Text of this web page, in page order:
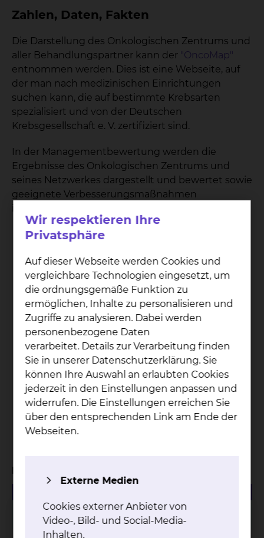
Zahlen, Daten, Fakten
Die Darstellung des Onkologischen Zentrums und
aller Behandlungspartner kann der "OncoMap"
entnommen werden. Dies ist eine Webseite, auf
der man nach medizinischen Einrichtungen
suchen kann, die auf bestimmte Krebsarten
spezialisiert und von der Deutschen
Krebsgesellschaft e. V. zertifiziert sind.
In der Managementbewertung werden die
Ergebnisse des Onkologischen Zentrums und
seines Netzwerkes dargestellt und bewertet sowie
geeignete Verbesserungsmaßnahmen
14
DKG zertifizierte Zentren
32
Onkologische Fachpflegekräfte + 2 Breast Care
Nurses
3466
Patienten wurden in Tumorkonferenzen
Managementbewertungen
Managementbewertung 2025
Wir respektieren Ihre
Privatsphäre
Auf dieser Webseite werden Cookies und
vergleichbare Technologien eingesetzt, um
die ordnungsgemäße Funktion zu
ermöglichen, Inhalte zu personalisieren und
Zugriffe zu analysieren. Dabei werden
personenbezogene Daten
verarbeitet. Details zur Verarbeitung finden
Sie in unserer Datenschutzerklärung. Sie
können Ihre Auswahl an erlaubten Cookies
jederzeit in den Einstellungen anpassen und
widerrufen. Die Einstellungen erreichen Sie
über den entsprechenden Link am Ende der
Webseiten.
Externe Medien
Cookies externer Anbieter von
Video-, Bild- und Social-Media-
Inhalten.